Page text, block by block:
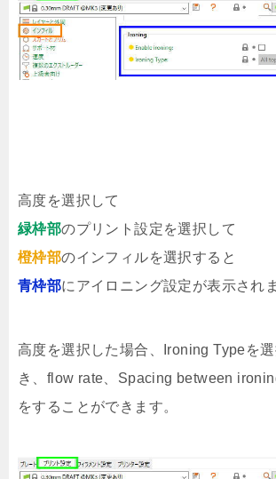
高度を選択して
緑枠部のプリント設定を選択して
橙枠部のインフィルを選択すると
青枠部にアイロニング設定が表示され
高度を選択した場合、Ironing Typeを
き、flow rate、Spacing between
をすることができます。